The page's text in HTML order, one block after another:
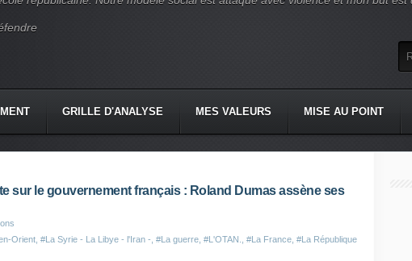
GRILLE D'ANALYSE MES VALEURS MISE AU POINT
sur le gouvernement français : Roland Dumas assène ses
Orient #La Syrie - La Libye - l'Iran - #La guerre #L'OTAN. #La France #La République